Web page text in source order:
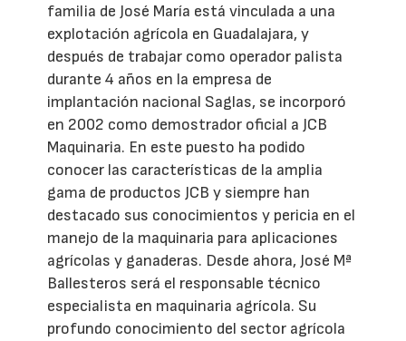
familia de José María está vinculada a una
explotación agrícola en Guadalajara, y
después de trabajar como operador palista
durante 4 años en la empresa de
implantación nacional Saglas, se incorporó
en 2002 como demostrador oficial a JCB
Maquinaria. En este puesto ha podido
conocer las características de la amplia
gama de productos JCB y siempre han
destacado sus conocimientos y pericia en el
manejo de la maquinaria para aplicaciones
agrícolas y ganaderas. Desde ahora, José Mª
Ballesteros será el responsable técnico
especialista en maquinaria agrícola. Su
profundo conocimiento del sector agrícola